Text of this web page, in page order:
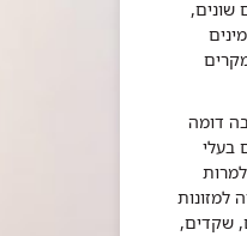
שונים,
דומה
בעלי
למזונות
שקדים,